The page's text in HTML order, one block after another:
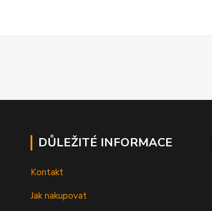
DŮLEŽITÉ INFORMACE
Kontakt
Jak nakupovat